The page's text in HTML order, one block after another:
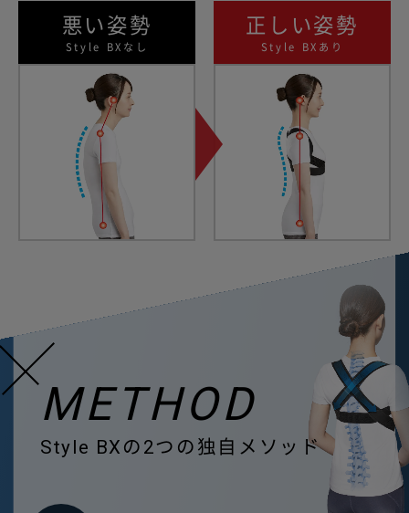
悪い姿勢
Style BXなし
正しい姿勢
Style BXあり
METHOD
Style BXの2つの独自メソッド